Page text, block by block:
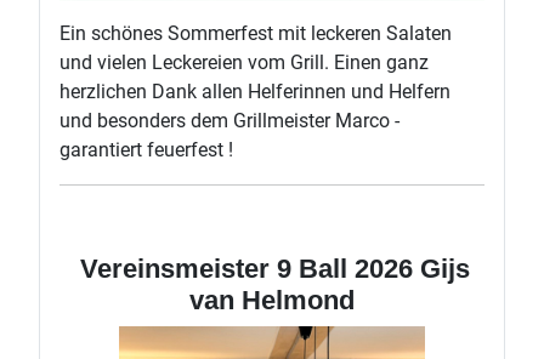
Ein schönes Sommerfest mit leckeren Salaten
und vielen Leckereien vom Grill. Einen ganz
herzlichen Dank allen Helferinnen und Helfern
und besonders dem Grillmeister Marco -
garantiert feuerfest !
Vereinsmeister 9 Ball 2026 Gijs
van Helmond